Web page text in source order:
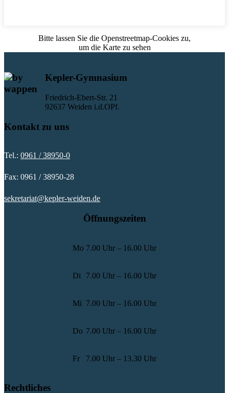
Bitte lassen Sie die Openstreetmap-Cookies zu,
um die Karte zu sehen
Kepler-Gymnasium
Friedrich-Ebert-Str. 21
92637 Weiden i.d.OPf.
Kontakt zu uns
Tel.: 0961 / 38950-0
Fax: 0961 / 38950-28
sekretariat@kepler-weiden.de
Öffnungszeiten
Mo 7.00 Uhr – 16.00 Uhr
Di 7.00 Uhr – 16.00 Uhr
Mi 7.00 Uhr – 16.00 Uhr
Do 7.00 Uhr – 16.00 Uhr
Fr 7.00 Uhr – 13.30 Uhr
Rechtliches